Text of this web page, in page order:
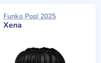
Funko Pop! 2025
Xena